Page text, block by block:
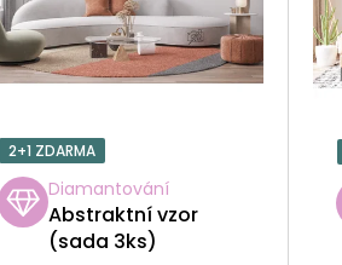
2+1 ZDARMA
Diamantování
Abstraktní vzor
(sada 3ks)